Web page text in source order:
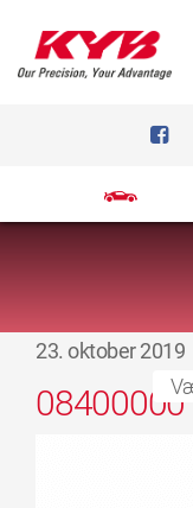
23. oktober 2019
08400000